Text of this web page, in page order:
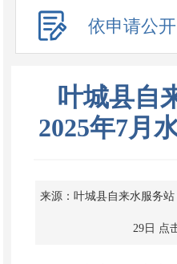
依申请公开
叶城县自
2025年7月
来源：叶城县自来水服务站
29日 点